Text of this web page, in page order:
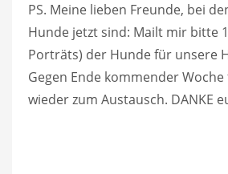
PS. Meine lieben Freunde, bei
Hunde jetzt sind: Mailt mir bitte
Porträts) der Hunde für unsere
Gegen Ende kommender
wieder zum Austausch. DANKE